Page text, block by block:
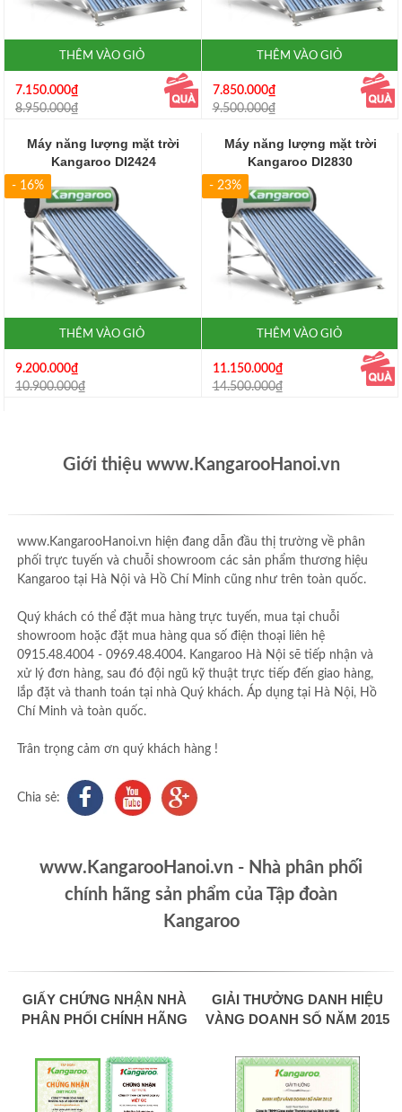
THÊM VÀO GIỎ
7.150.000₫
8.950.000₫
THÊM VÀO GIỎ
7.850.000₫
9.500.000₫
Máy năng lượng mặt trời
Kangaroo DI2424
- 16%
THÊM VÀO GIỎ
9.200.000₫
10.900.000₫
Máy năng lượng mặt trời
Kangaroo DI2830
- 23%
THÊM VÀO GIỎ
11.150.000₫
14.500.000₫
Giới thiệu www.KangarooHanoi.vn
www.KangarooHanoi.vn hiện đang dẫn đầu thị trường về phân
phối trực tuyến và chuỗi showroom các sản phẩm thương hiệu
Kangaroo tại Hà Nội và Hồ Chí Minh cũng như trên toàn quốc.
Quý khách có thể đặt mua hàng trực tuyến, mua tại chuỗi
showroom hoặc đặt mua hàng qua số điện thoại liên hệ
0915.48.4004 - 0969.48.4004. Kangaroo Hà Nội sẽ tiếp nhận và
xử lý đơn hàng, sau đó đội ngũ kỹ thuật trực tiếp đến giao hàng,
lắp đặt và thanh toán tại nhà Quý khách. Áp dụng tại Hà Nội, Hồ
Chí Minh và toàn quốc.
Trân trọng cảm ơn quý khách hàng !
Chia sẻ:
www.KangarooHanoi.vn - Nhà phân phối
chính hãng sản phẩm của Tập đoàn
Kangaroo
GIẤY CHỨNG NHẬN NHÀ
PHÂN PHỐI CHÍNH HÃNG
GIẢI THƯỞNG DANH HIỆU
VÀNG DOANH SỐ NĂM 2015